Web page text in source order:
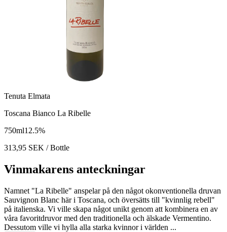
Tenuta Elmata
Toscana Bianco La Ribelle
750ml12.5%
313,95 SEK / Bottle
Vinmakarens anteckningar
Namnet "La Ribelle" anspelar på den något okonventionella druvan
Sauvignon Blanc här i Toscana, och översätts till "kvinnlig rebell"
på italienska. Vi ville skapa något unikt genom att kombinera en av
våra favoritdruvor med den traditionella och älskade Vermentino.
Dessutom ville vi hylla alla starka kvinnor i världen ...